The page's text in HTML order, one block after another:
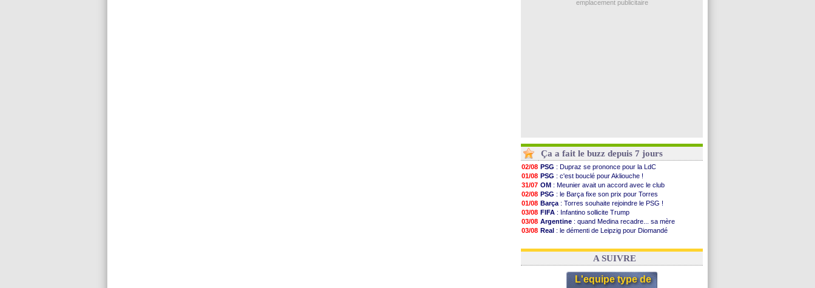
: Akliouche a signé (officiel)
emplacement publicitaire
Ça a fait le buzz depuis 7 jours
02/08 PSG : Dupraz se prononce pour la LdC
01/08 PSG : c'est bouclé pour Akliouche !
31/07 OM : Meunier avait un accord avec le club
02/08 PSG : le Barça fixe son prix pour Torres
01/08 Barça : Torres souhaite rejoindre le PSG !
03/08 FIFA : Infantino sollicite Trump
03/08 Argentine : quand Medina recadre... sa mère
03/08 Real : le démenti de Leipzig pour Diomandé
31/07 FIFA: le conseiller d'Infantino démissionne !
A SUIVRE
L'equipe type de